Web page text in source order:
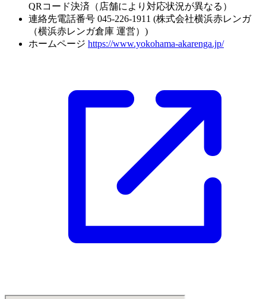
QRコード決済（店舗により対応状況が異なる）
連絡先電話番号 045-226-1911 (株式会社横浜赤レンガ
（横浜赤レンガ倉庫 運営）)
ホームページ https://www.yokohama-akarenga.jp/